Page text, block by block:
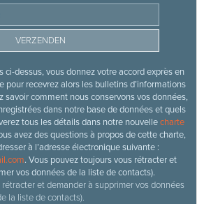
ci-dessus, vous donnez votre accord exprès en
pour recevrez alors les bulletins d’informations
savoir comment nous conservons vos données,
dans notre base de données et quels
tous les détails dans notre nouvellecharte
avez des questions à propos de cette charte,
à l’adresse électronique suivante :
. Vous pouvez toujours vous rétracter et
vos données de la liste de contacts).
et demander à supprimer vos données
la liste de contacts).